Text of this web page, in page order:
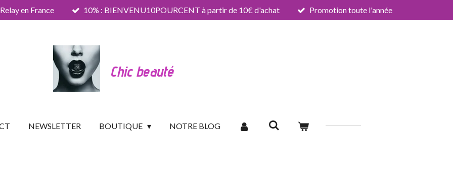
en France 10% : BIENVENU10POURCENT à partir de 10€ d'achat Promotion toute l'année
Chic beauté
NEWSLETTER BOUTIQUE NOTRE BLOG